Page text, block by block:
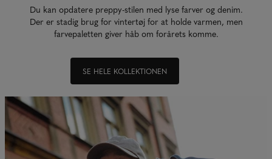
Du kan opdatere preppy-stilen med lyse farver og denim.
Der er stadig brug for vintertøj for at holde varmen, men
farvepaletten giver håb om forårets komme.
SE HELE KOLLEKTIONEN